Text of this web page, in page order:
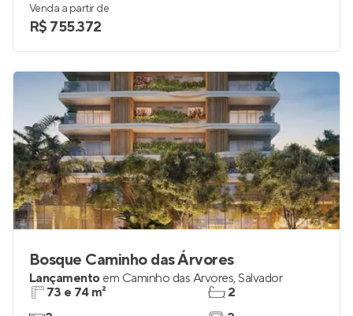
Venda a partir de
R$ 755.372
Bosque Caminho das Árvores
Lançamento em Caminho das Árvores,Salvador
73 e 74 m²
2